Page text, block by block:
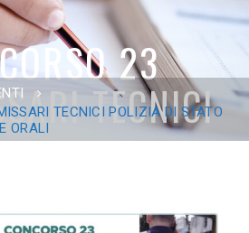
23
TECNICI
STATO 2024
TECNICI POLIZIA DI STATO
ORALI